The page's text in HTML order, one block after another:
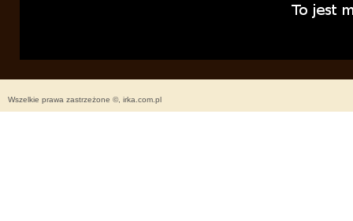
Wszelkie prawa zastrzeżone ©, irka.com.pl